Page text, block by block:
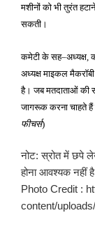
मशीनों को भी तुरंत
सकती।
कमेटी के सह–अध्यक्ष ,
अध्यक्ष माइकल
है। जब मतदाताओं की
जागरूक करना चाहते हैं
फीचर्स)
नोट: स्रोत में छपे
होना आवश्यक नहीं
Photo Credit :
content/